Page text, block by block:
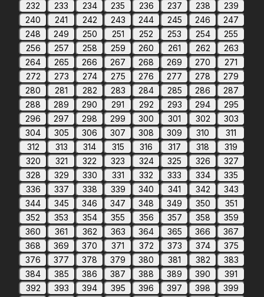
232
233 234 235 236 237 238
239
240
241 242 243 244 245 246
247
248
249 250 251 252 253 254
255
256
257 258 259 260 261 262
263
264
265 266 267 268 269 270
271
272
273 274 275 276 277 278
279
280
281 282 283 284 285 286
287
288
289 290 291 292 293 294
295
296
297 298 299 300 301 302
303
304
305 306 307 308 309 310
311
312
313 314 315 316 317 318
319
320
321 322 323 324 325 326
327
328
329 330 331 332 333 334
335
336
337 338 339 340 341 342
343
344
345 346 347 348 349 350
351
352
353 354 355 356 357 358
359
360
361 362 363 364 365 366
367
368
369 370 371 372 373 374
375
376
377 378 379 380 381 382
383
384
385 386 387 388 389 390
391
392
393 394 395 396 397 398 399